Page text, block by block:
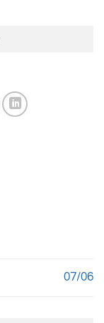
07/06